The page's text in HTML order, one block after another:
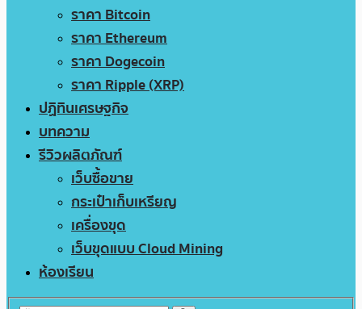
ราคา Bitcoin
ราคา Ethereum
ราคา Dogecoin
ราคา Ripple (XRP)
ปฏิทินเศรษฐกิจ
บทความ
รีวิวผลิตภัณฑ์
เว็บซื้อขาย
กระเป๋าเก็บเหรียญ
เครื่องขุด
เว็บขุดแบบ Cloud Mining
ห้องเรียน